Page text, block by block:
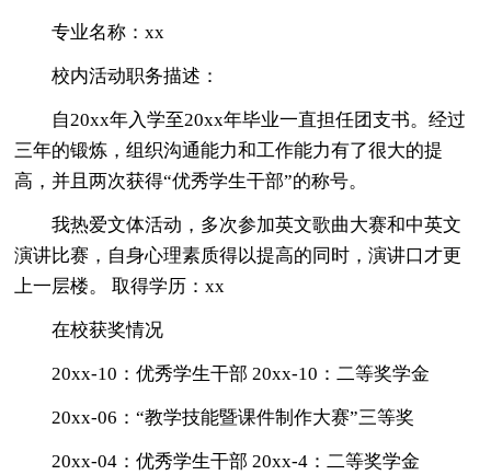
专业名称：xx
校内活动职务描述：
自20xx年入学至20xx年毕业一直担任团支书。经过
三年的锻炼，组织沟通能力和工作能力有了很大的提
高，并且两次获得“优秀学生干部”的称号。
我热爱文体活动，多次参加英文歌曲大赛和中英文
演讲比赛，自身心理素质得以提高的同时，演讲口才更
上一层楼。 取得学历：xx
在校获奖情况
20xx-10：优秀学生干部 20xx-10：二等奖学金
20xx-06：“教学技能暨课件制作大赛”三等奖
20xx-04：优秀学生干部 20xx-4：二等奖学金